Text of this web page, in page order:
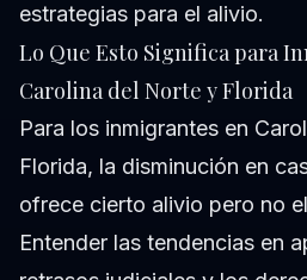
estrategias para el alivio.
Lo Que Esto Significa para
Carolina del Norte y Florida
Para los inmigrantes en
Florida, la disminución en
ofrece cierto alivio pero no
Entender las tendencias en